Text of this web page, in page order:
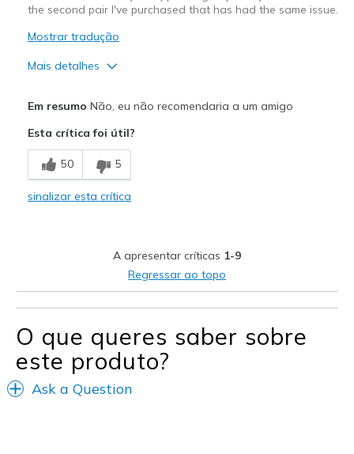
the second pair I've purchased that has had the same issue.
Mostrar tradução
Mais detalhes
Poor quality on the shoes
Contras
Poor Quality
Em resumo Não, eu não recomendaria a um amigo
Esta crítica foi útil?
50 5
sinalizar esta crítica
A apresentar críticas 1-9
Regressar ao topo
O que queres saber sobre
este produto?
Ask a Question